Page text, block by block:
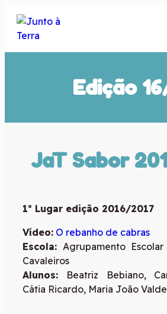
Edição
JaT Sabor
1º Lugar edição 2016/2017
Vídeo: O rebanho de cabras
Escola: Agrupamento
Cavaleiros
Alunos: Beatriz Bebiano,
Cátia Ricardo, Maria João